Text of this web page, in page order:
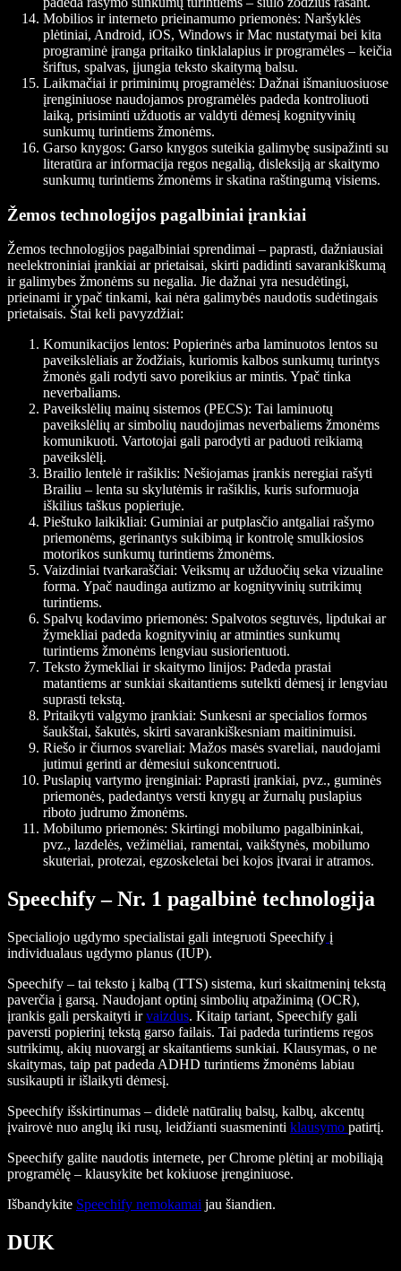
Mobilios ir interneto prieinamumo priemonės: Naršyklės
plėtiniai, Android, iOS, Windows ir Mac nustatymai bei kita
programinė įranga pritaiko tinklalapius ir programėles – keičia
šriftus, spalvas, įjungia teksto skaitymą balsu.
Laikmačiai ir priminimų programėlės: Dažnai išmaniuosiuose
įrenginiuose naudojamos programėlės padeda kontroliuoti
laiką, prisiminti užduotis ar valdyti dėmesį kognityvinių
sunkumų turintiems žmonėms.
Garso knygos: Garso knygos suteikia galimybę susipažinti su
literatūra ar informacija regos negalią, disleksiją ar skaitymo
sunkumų turintiems žmonėms ir skatina raštingumą visiems.
Žemos technologijos pagalbiniai įrankiai
Žemos technologijos pagalbiniai sprendimai – paprasti, dažniausiai
neelektroniniai įrankiai ar prietaisai, skirti padidinti savarankiškumą
ir galimybes žmonėms su negalia. Jie dažnai yra nesudėtingi,
prieinami ir ypač tinkami, kai nėra galimybės naudotis sudėtingais
prietaisais. Štai keli pavyzdžiai:
Komunikacijos lentos: Popierinės arba laminuotos lentos su
paveikslėliais ar žodžiais, kuriomis kalbos sunkumų turintys
žmonės gali rodyti savo poreikius ar mintis. Ypač tinka
neverbaliams.
Paveikslėlių mainų sistemos (PECS): Tai laminuotų
paveikslėlių ar simbolių naudojimas neverbaliems žmonėms
komunikuoti. Vartotojai gali parodyti ar paduoti reikiamą
paveikslėlį.
Brailio lentelė ir rašiklis: Nešiojamas įrankis neregiai rašyti
Brailiu – lenta su skylutėmis ir rašiklis, kuris suformuoja
iškilius taškus popieriuje.
Pieštuko laikikliai: Guminiai ar putplasčio antgaliai rašymo
priemonėms, gerinantys sukibimą ir kontrolę smulkiosios
motorikos sunkumų turintiems žmonėms.
Vaizdiniai tvarkaraščiai: Veiksmų ar užduočių seka vizualine
forma. Ypač naudinga autizmo ar kognityvinių sutrikimų
turintiems.
Spalvų kodavimo priemonės: Spalvotos segtuvės, lipdukai ar
žymekliai padeda kognityvinių ar atminties sunkumų
turintiems žmonėms lengviau susiorientuoti.
Teksto žymekliai ir skaitymo linijos: Padeda prastai
matantiems ar sunkiai skaitantiems sutelkti dėmesį ir lengviau
suprasti tekstą.
Pritaikyti valgymo įrankiai: Sunkesni ar specialios formos
šaukštai, šakutės, skirti savarankiškesniam maitinimuisi.
Riešo ir čiurnos svareliai: Mažos masės svareliai, naudojami
jutimui gerinti ar dėmesiui sukoncentruoti.
Puslapių vartymo įrenginiai: Paprasti įrankiai, pvz., guminės
priemonės, padedantys versti knygų ar žurnalų puslapius
riboto judrumo žmonėms.
Mobilumo priemonės: Skirtingi mobilumo pagalbininkai,
pvz., lazdelės, vežimėliai, ramentai, vaikštynės, mobilumo
skuteriai, protezai, egzoskeletai bei kojos įtvarai ir atramos.
Speechify – Nr. 1 pagalbinė technologija
Specialiojo ugdymo specialistai gali integruoti Speechify į
individualaus ugdymo planus (IUP).
Speechify – tai teksto į kalbą (TTS) sistema, kuri skaitmeninį tekstą
paverčia į garsą. Naudojant optinį simbolių atpažinimą (OCR),
įrankis gali perskaityti irvaizdus. Kitaip tariant, Speechify gali
paversti popierinį tekstą garso failais. Tai padeda turintiems regos
sutrikimų, akių nuovargį ar skaitantiems sunkiai. Klausymas, o ne
skaitymas, taip pat padeda ADHD turintiems žmonėms labiau
susikaupti ir išlaikyti dėmesį.
Speechify išskirtinumas – didelė natūralių balsų, kalbų, akcentų
įvairovė nuo anglų iki rusų, leidžianti suasmeninti klausymo patirtį.
Speechify galite naudotis internete, per Chrome plėtinį ar mobiliąją
programėlę – klausykite bet kokiuose įrenginiuose.
Išbandykite Speechify nemokamai jau šiandien.
DUK